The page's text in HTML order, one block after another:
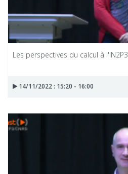
Les perspectives du calcul à l'IN2P3
14/11/2022 : 15:20 - 16:00